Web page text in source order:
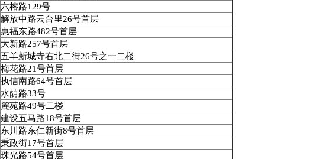
六榕路129号
解放中路云台里26号首层
惠福东路482号首层
大新路257号首层
五羊新城寺右北二街26号之一二楼
梅花路21号首层
执信南路64号首层
水荫路33号
麓苑路49号二楼
建设五马路18号首层
东川路东仁新街8号首层
秉政街17号首层
珠光路54号首层